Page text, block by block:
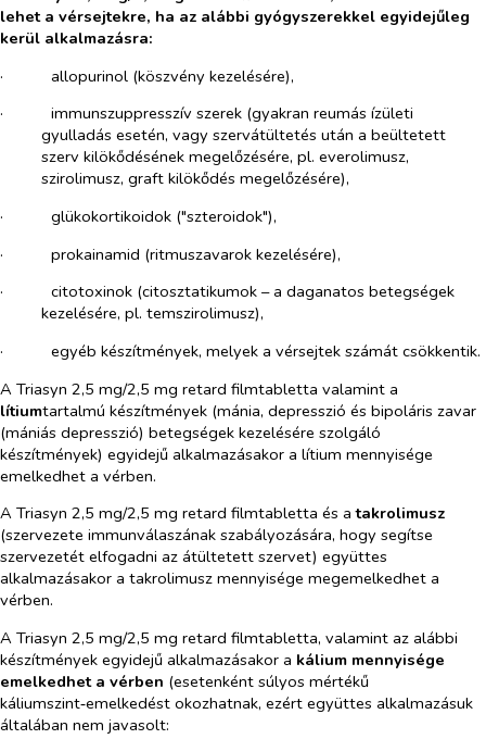
lehet a vérsejtekre, ha az alábbi gyógyszerekkel egyidejűleg
kerül alkalmazásra:
·​
allopurinol (köszvény kezelésére),
·​
immunszuppresszív szerek (gyakran reumás ízületi
gyulladás esetén, vagy szervátültetés után a beültetett
szerv kilökődésének megelőzésére, pl. everolimusz,
szirolimusz, graft kilökődés megelőzésére),
·​
glükokortikoidok ("szteroidok"),
·​
prokainamid (ritmuszavarok kezelésére),
·​
citotoxinok (citosztatikumok – a daganatos betegségek
kezelésére, pl. temszirolimusz),
·​
egyéb készítmények, melyek a vérsejtek számát csökkentik.
A Triasyn 2,5 mg/2,5 mg retard filmtabletta valamint a
lítiumtartalmú készítmények (mánia, depresszió és bipoláris zavar
(mániás depresszió) betegségek kezelésére szolgáló
készítmények) egyidejű alkalmazásakor a lítium mennyisége
emelkedhet a vérben.
A Triasyn 2,5 mg/2,5 mg retard filmtabletta és atakrolimusz
(szervezete immunválaszának szabályozására, hogy segítse
szervezetét elfogadni az átültetett szervet) együttes
alkalmazásakor a takrolimusz mennyisége megemelkedhet a
vérben.
A Triasyn 2,5 mg/2,5 mg retard filmtabletta, valamint az alábbi
készítmények egyidejű alkalmazásakor a kálium mennyisége
emelkedhet a vérben (esetenként súlyos mértékű
káliumszint‑emelkedést okozhatnak, ezért együttes alkalmazásuk
általában nem javasolt: